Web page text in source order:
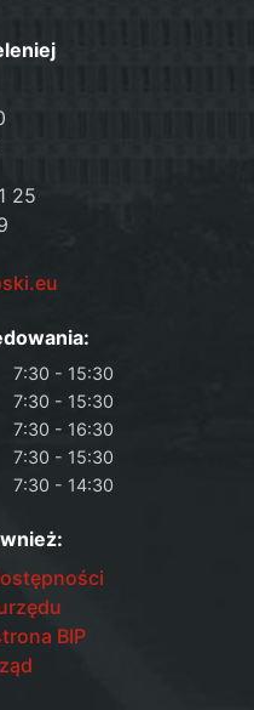
25
7:30 - 15:30
7:30 - 15:30
7:30 - 16:30
7:30 - 15:30
7:30 - 14:30
BIP